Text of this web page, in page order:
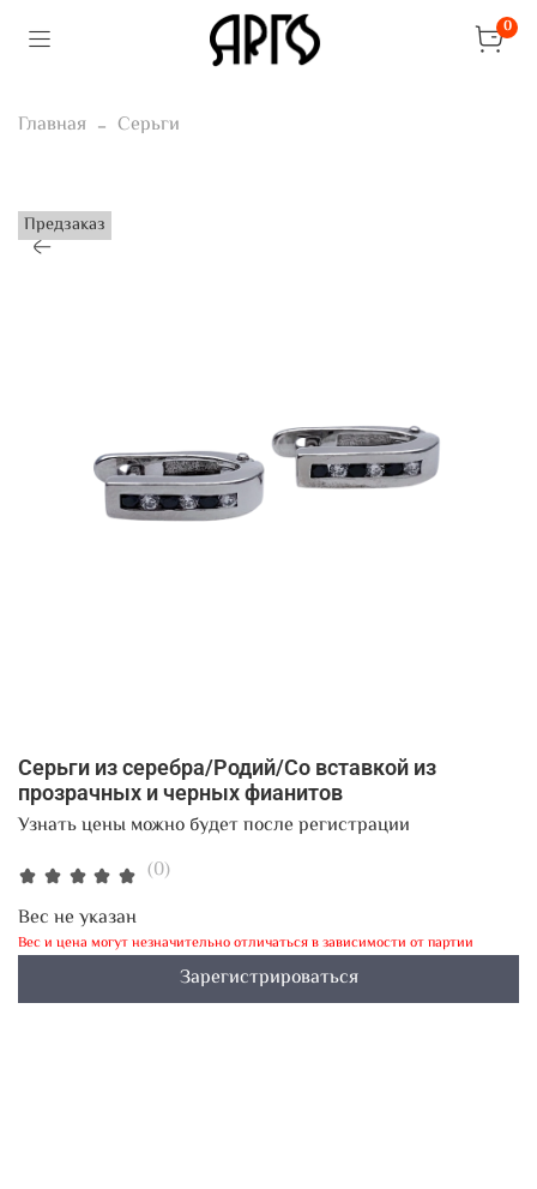
0
Главная Серьги
Предзаказ
(0)
Серьги из серебра/Родий/Со вставкой из
прозрачных и черных фианитов
Узнать цены можно будет после регистрации
Вес не указан
Вес и цена могут незначительно отличаться в зависимости от партии
Зарегистрироваться